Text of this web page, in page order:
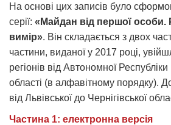
На основі цих записів було
серії: «Майдан від першої особи.
вимір». Він складається з двох
частини, виданої у 2017 році,
регіонів від Автономної
області (в алфавітному порядку).
від Львівської до Чернігівської
Частина 1: електронна версія